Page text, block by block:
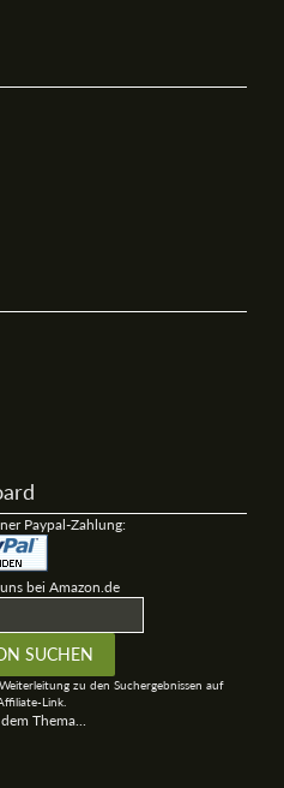
Paypal-Zahlung:
bei Amazon.de
zu den Suchergebnissen auf
Link.
Thema...